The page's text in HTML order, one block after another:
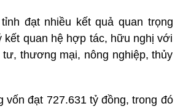
đạt nhiều kết quả quan trọng
kết quan hệ hợp tác, hữu nghị với
thương mại, nông nghiệp, thủy
đạt 727.631 tỷ đồng, trong đó